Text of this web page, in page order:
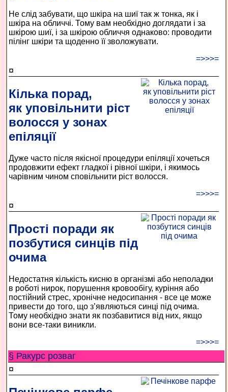
Не слід забувати, що шкіра на шиї так ж тонка, як і
шкіра на обличчі. Тому вам необхідно доглядати і за
шкірою шиї, і за шкірою обличчя однаково: проводити
пілінг шкіри та щоденно її зволожувати.
=>>>=
¤
Кілька порад,
як уповільнити ріст
волосся у зонах
епіляції
Дуже часто після якісної процедури епіляції хочеться
продовжити ефект гладкої і рівної шкіри, і якимось
чарівним чином сповільнити ріст волосся.
=>>>=
¤
Прості поради як
позбутися синців під
очима
Недостатня кількість кисню в організмі або неполадки
в роботі нирок, порушення кровообігу, куріння або
постійний стрес, хронічне недосипання - все це може
привести до того, що з’являються синці під очима.
Тому необхідно знати як позбавитися від них, якщо
вони все-таки виникли.
=>>>=
§ Ракурс розваг
¤